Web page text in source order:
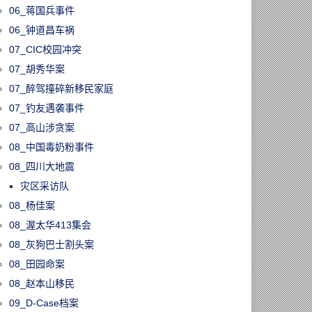
06_蒋国兵事件
06_钟道昌车祸
07_CIC校园冲突
07_胡秀华案
07_醉驾撞碎新移民家庭
07_钓友遇袭事件
07_高山涉贪案
08_中国毒奶粉事件
08_四川大地震
灾区采访队
08_杨佳案
08_渥太华413集会
08_灰狗巴士割头案
08_田园命案
08_赵本山移民
09_D-Case档案